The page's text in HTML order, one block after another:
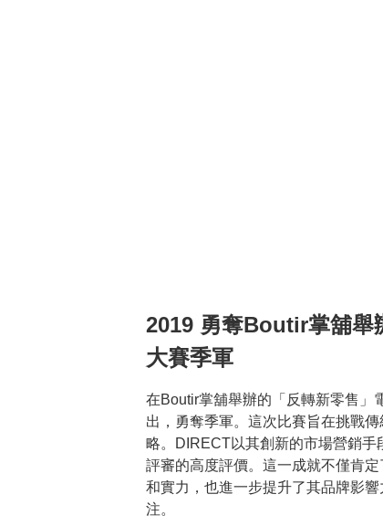
2019 勇奪Boutir掌舖舉
大賽季軍
在Boutir掌舖舉辦的「反轉新零售」
出，勇奪季軍。這次比賽旨在挑戰
略。DIRECT以其創新的市場營銷手
評審的高度評價。這一成就不僅肯
和實力，也進一步提升了其品牌影
注。